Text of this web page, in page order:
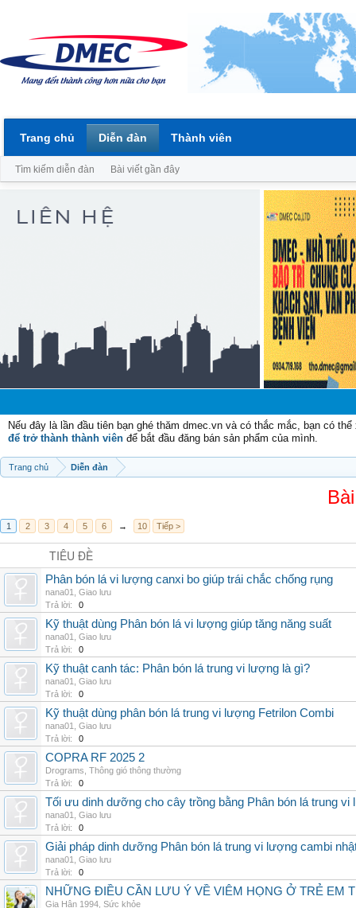
Nếu đây là lần đầu tiên bạn ghé thăm dmec.vn và có thắc mắc, bạn có
để trở thành thành viên để bắt đầu đăng bán sản phẩm của mình.
Trang chủ Diễn đàn
1 2 3 4 5 6 → 10 Tiếp >
TIÊU ĐỀ
Phân bón lá vi lượng canxi bo giúp trái chắc chống rụng
nana01
Giao lưu
Trả lời:
0
Kỹ thuật dùng Phân bón lá vi lượng giúp tăng năng suất
nana01
Giao lưu
Trả lời:
0
Kỹ thuật canh tác: Phân bón lá trung vi lượng là gì?
nana01
Giao lưu
Trả lời:
0
Kỹ thuật dùng phân bón lá trung vi lượng Fetrilon Combi
nana01
Giao lưu
Trả lời:
0
COPRA RF 2025 2
Drograms Thông gió thông thường
Trả lời:
0
Tối ưu dinh dưỡng cho cây trồng bằng Phân bón lá trung vi
nana01
Giao lưu
Trả lời:
0
Giải pháp dinh dưỡng Phân bón lá trung vi lượng cambi
nana01
Giao lưu
Trả lời:
0
NHỮNG ĐIỀU CẦN LƯU Ý VỀ VIÊM HỌNG Ở TRẺ EM
Gia Hân 1994 Sức khỏe
Trang chủ Diễn đàn
Tìm kiếm diễn đàn Bài viết gần đây
Thành viên